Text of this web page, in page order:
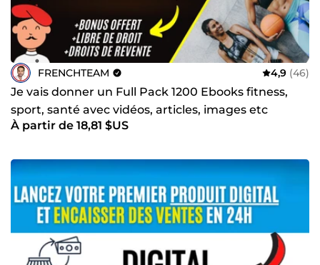
FRENCHTEAM 4,9 (46)
Je vais donner un Full Pack 1200 Ebooks fitness,
sport, santé avec vidéos, articles, images etc
À partir de 18,81 $US